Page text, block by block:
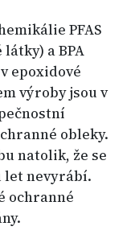
PFAS
a BPA
epoxidové
výroby jsou v
obleky.
natolik, že se
let nevyrábí.
ochranné